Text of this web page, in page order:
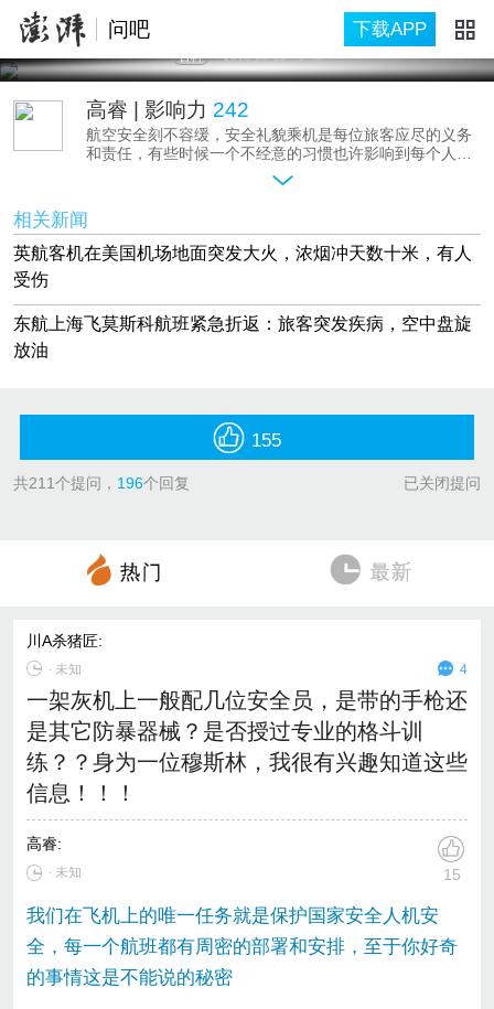
问吧 下载APP
百科 2015-09-15 广东
高睿 | 影响力 242
航空安全刻不容缓，安全礼貌乘机是每位旅客应尽的义务
和责任，有些时候一个不经意的习惯也许影响到每个人的
我在南方航空广州保卫部从事安保工作已经13个年头，大
大小小的事情也经历不少，比如，绝大多数乘客都不会去
看安全演示录像，其实，这段看似普通的录像，会告诉你
座位周围都有些什么应急设备、这些设备在紧急情况下如
何使用、如遇紧急情况如何最快找到逃生出口等等，当然
不过，有些旅客由于好奇，在正常情况下打开这些设备，
这是另一种不安全行为。我曾目睹一位旅客在看完安全视
关于飞机上的安全问题，欢迎在这里向我提问！因为执勤
缘故，回复略有延时，请谅解！
相关新闻
英航客机在美国机场地面突发大火，浓烟冲天数十米，有人
受伤
东航上海飞莫斯科航班紧急折返：旅客突发疾病，空中盘旋
放油
155
共211个提问， 196个回复 已关闭提问
川A杀猪匠:
∙ 未知 4
一架灰机上一般配几位安全员，是带的手枪还
是其它防暴器械？是否授过专业的格斗训
练？？身为一位穆斯林，我很有兴趣知道这些
信息！！！
高睿:
∙ 未知 15
我们在飞机上的唯一任务就是保护国家安全人机安
全，每一个航班都有周密的部署和安排，至于你好奇
的事情这是不能说的秘密